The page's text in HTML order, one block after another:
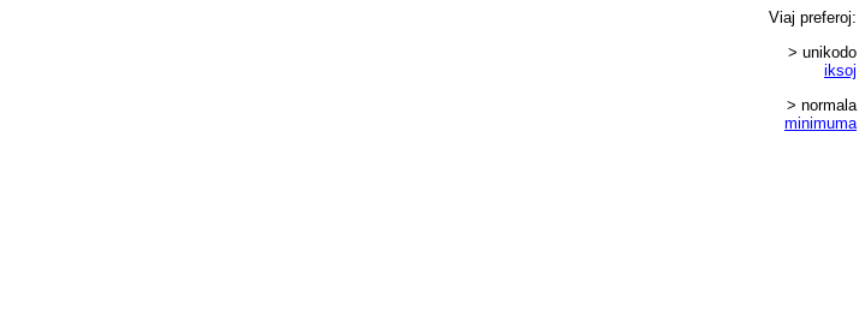
Viaj preferoj:
> unikodo
iksoj
> normala
minimuma